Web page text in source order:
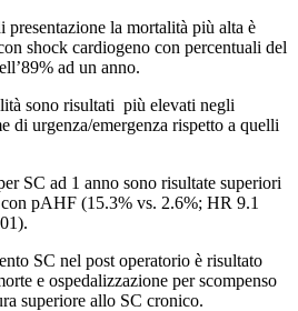
la mortalità più alta è
shock cardiogeno con percentuali del
ad un anno.
sono risultati più elevati negli
di urgenza/emergenza rispetto a quelli
SC ad 1 anno sono risultate superiori
pAHF (15.3% vs. 2.6%; HR 9.1
SC nel post operatorio è risultato
e ospedalizzazione per scompenso
superiore allo SC cronico.